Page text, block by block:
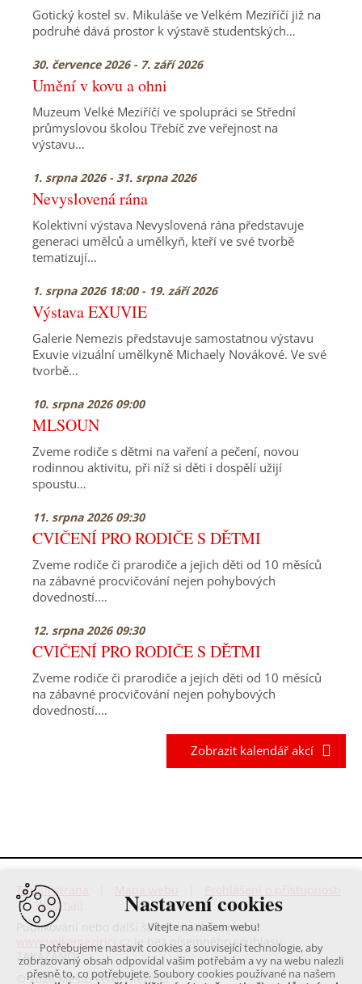
Gotický kostel sv. Mikuláše ve Velkém Meziříčí již na
podruhé dává prostor k výstavě studentských…
30. července 2026 - 7. září 2026
Umění v kovu a ohni
Muzeum Velké Meziříčí ve spolupráci se Střední
průmyslovou školou Třebíč zve veřejnost na
výstavu…
1. srpna 2026 - 31. srpna 2026
Nevyslovená rána
Kolektivní výstava Nevyslovená rána představuje
generaci umělců a umělkyň, kteří ve své tvorbě
tematizují…
1. srpna 2026 18:00 - 19. září 2026
Výstava EXUVIE
Galerie Nemezis představuje samostatnou výstavu
Exuvie vizuální umělkyně Michaely Novákové. Ve své
tvorbě…
10. srpna 2026 09:00
MLSOUN
Zveme rodiče s dětmi na vaření a pečení, novou
rodinnou aktivitu, při níž si děti i dospělí užijí
spoustu…
11. srpna 2026 09:30
CVIČENÍ PRO RODIČE S DĚTMI
Zveme rodiče či prarodiče a jejich děti od 10 měsíců
na zábavné procvičování nejen pohybových
dovedností.…
12. srpna 2026 09:30
CVIČENÍ PRO RODIČE S DĚTMI
Zveme rodiče či prarodiče a jejich děti od 10 měsíců
na zábavné procvičování nejen pohybových
dovedností.…
Zobrazit kalendář akcí
Titulní strana
|Webmail
Publikování nebo další šíření obsahu serveru
www.velkemezirici.cz
je bez písemného souhlasu
ZAKÁZÁNO!
© 2026 Město Velké Meziříčí
Nastavení cookies
Vítejte na našem webu!
Potřebujeme nastavit cookies a související technologie, aby
zobrazovaný obsah odpovídal vašim potřebám a vy na webu nalezli
přesně to, co potřebujete. Soubory cookies používané na našem